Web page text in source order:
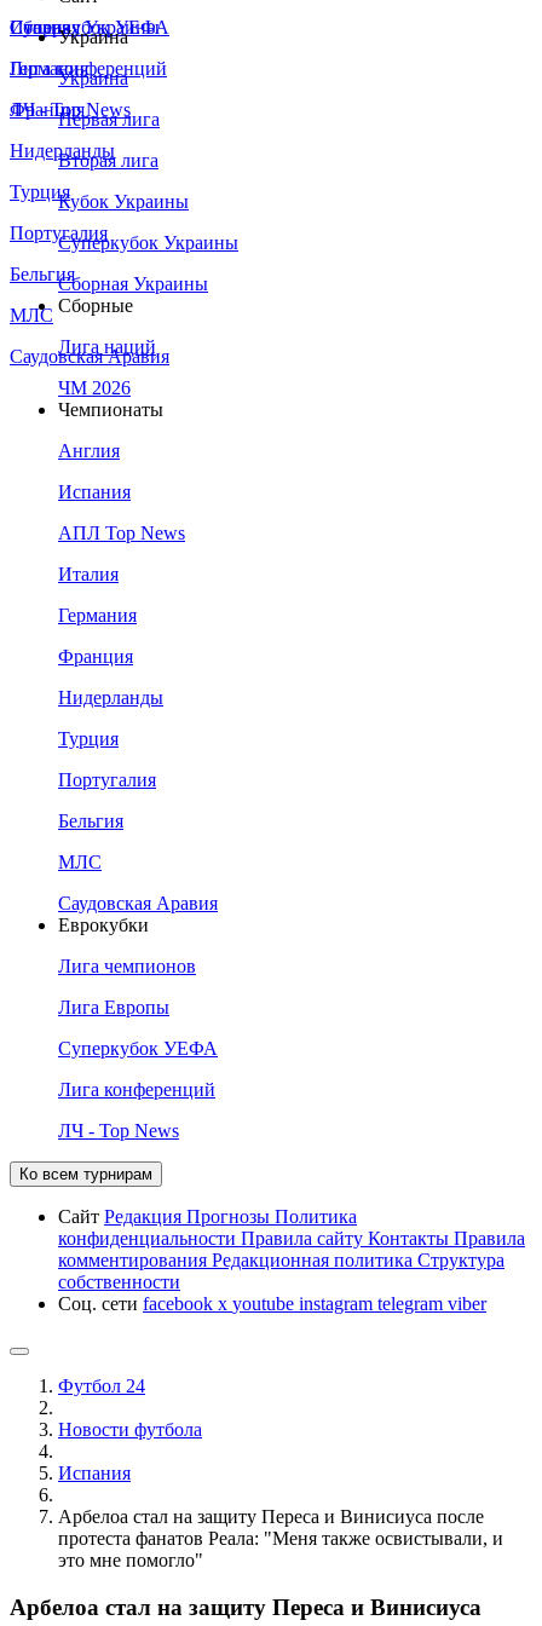
Сборная Украины
Италия
Германия
Франция
Нидерланды
Турция
Португалия
Бельгия
МЛС
Саудовская Аравия
Суперкубок УЕФА
Лига конференций
ЛЧ - Top News
Украина
Украина
Первая лига
Вторая лига
Кубок Украины
Суперкубок Украины
Сборная Украины
Сборные
Лига наций
ЧМ 2026
Чемпионаты
Англия
Испания
АПЛ Top News
Италия
Германия
Франция
Нидерланды
Турция
Португалия
Бельгия
МЛС
Саудовская Аравия
Еврокубки
Лига чемпионов
Лига Европы
Суперкубок УЕФА
Лига конференций
ЛЧ - Top News
Ко всем турнирам
Сайт Редакция Прогнозы Политика
конфиденциальности Правила сайту Контакты Правила
комментирования Редакционная политика Структура
собственности
Соц. сети facebook x youtube instagram telegram viber
Футбол 24
Новости футбола
Испания
Арбелоа стал на защиту Переса и Винисиуса после
протеста фанатов Реала: "Меня также освистывали, и
это мне помогло"
Арбелоа стал на защиту Переса и Винисиуса